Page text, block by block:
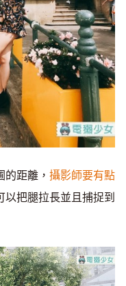
距離， 攝影師要有點
以把腿拉長並且捕捉到